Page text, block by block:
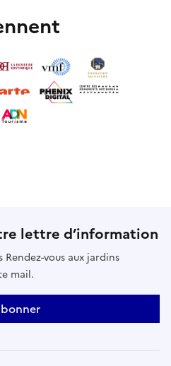
lettre d’information
vous aux jardins
mail.